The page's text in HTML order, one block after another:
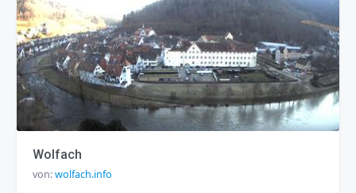
Wolfach
von:wolfach.info